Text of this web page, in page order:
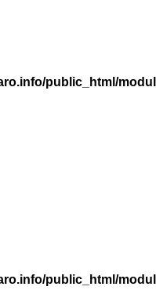
public_html/
public_html/